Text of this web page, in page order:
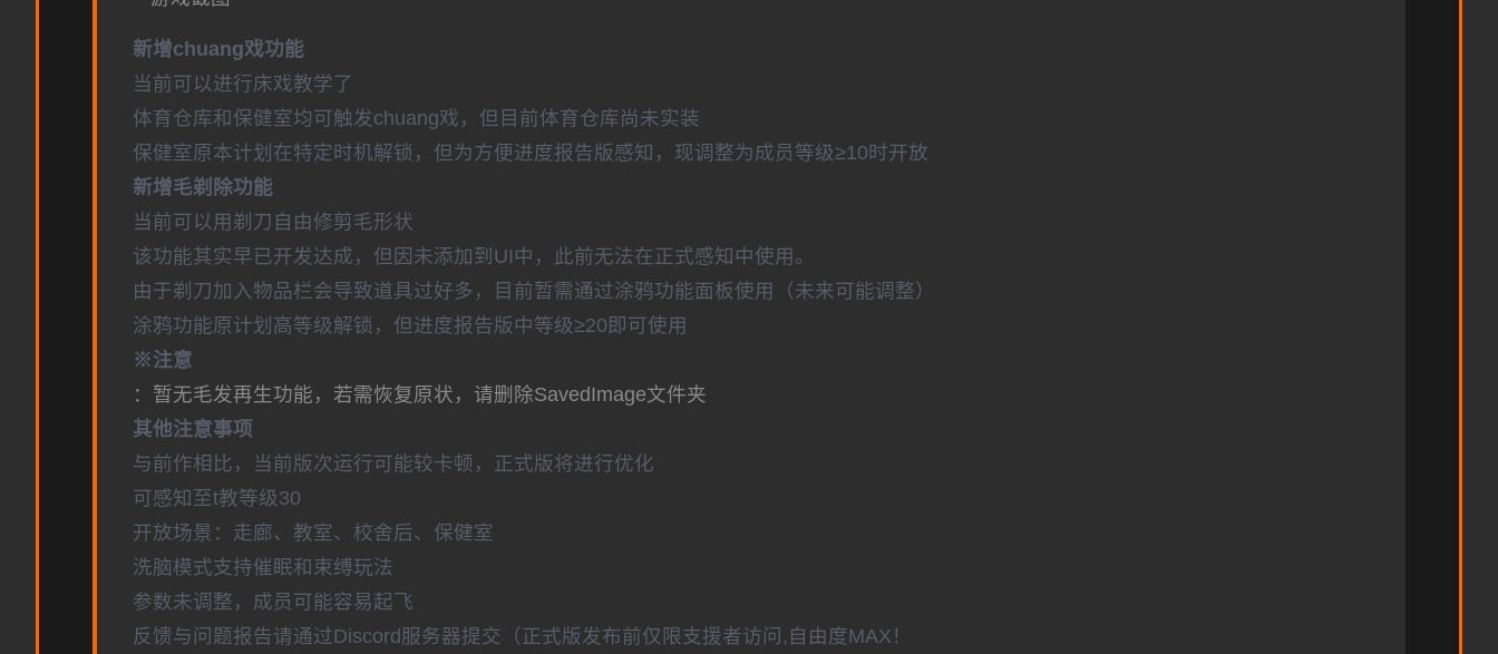
新增chuang戏功能
当前可以进行床戏教学了
体育仓库和保健室均可触发chuang戏，但目前体育仓库尚未实装
保健室原本计划在特定时机解锁，但为方便进度报告版感知，现调整为成员等级≥10时开放
新增毛剃除功能
当前可以用剃刀自由修剪毛形状
该功能其实早已开发达成，但因未添加到UI中，此前无法在正式感知中使用。
由于剃刀加入物品栏会导致道具过好多，目前暂需通过涂鸦功能面板使用（未来可能调整）
涂鸦功能原计划高等级解锁，但进度报告版中等级≥20即可使用
※注意
：暂无毛发再生功能，若需恢复原状，请删除SavedImage文件夹
其他注意事项
与前作相比，当前版次运行可能较卡顿，正式版将进行优化
可感知至t教等级30
开放场景：走廊、教室、校舍后、保健室
洗脑模式支持催眠和束缚玩法
参数未调整，成员可能容易起飞
反馈与问题报告请通过Discord服务器提交（正式版发布前仅限支援者访问,自由度MAX！